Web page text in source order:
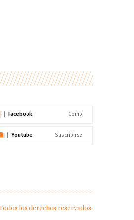
Facebook Como
Youtube Suscribirse
los derechos reservados.